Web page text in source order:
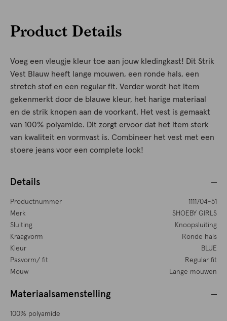
Product Details
Voeg een vleugje kleur toe aan jouw kledingkast! Dit Strik
Vest Blauw heeft lange mouwen, een ronde hals, een
stretch stof en een regular fit. Verder wordt het item
gekenmerkt door de blauwe kleur, het harige materiaal
en de strik knopen aan de voorkant. Het vest is gemaakt
van 100% polyamide. Dit zorgt ervoor dat het item sterk
van kwaliteit en vormvast is. Combineer het vest met een
stoere jeans voor een complete look!
Details
Productnummer
1111704-51
Merk
SHOEBY GIRLS
Sluiting
Knoopsluiting
Kraagvorm
Ronde hals
Kleur
BLUE
Pasvorm/ fit
Regular fit
Mouw
Lange mouwen
Materiaalsamenstelling
100% polyamide